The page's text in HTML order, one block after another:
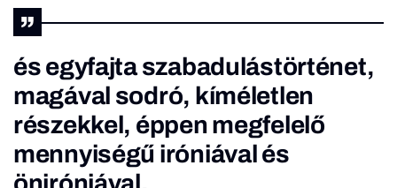
és egyfajta szabadulástörténet,
magával sodró, kíméletlen
részekkel, éppen megfelelő
mennyiségű iróniával és